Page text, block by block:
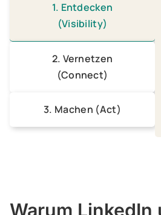
1. Entdecken
(Visibility)
2. Vernetzen
(Connect)
3. Machen (Act)
Warum